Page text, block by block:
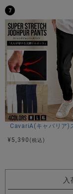
7
CavariA(キャバリア)
¥ 5,390 (税込)
入